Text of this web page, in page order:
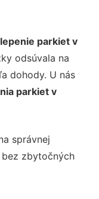
lepenie parkiet v
odsúvala na
dohody. U nás
parkiet v
správnej
zbytočných